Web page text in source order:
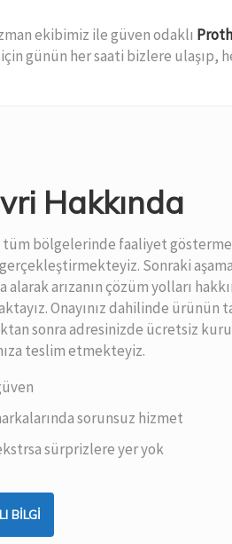
ekibimiz ile güven odaklı
günün her saati bizlere ulaşıp,
Hakkında
bölgelerinde faaliyet
Sonraki
arızanın çözüm yolları
Onayınız dahilinde ürünün
sonra adresinizde ücretsiz
teslim etmekteyiz.
sorunsuz hizmet
sürprizlere yer yok
BILGI